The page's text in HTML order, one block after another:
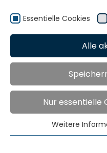
Home Mali
Kontakt über Jakob
Jakob Müller AG Frick
5070 Frick, Switzerland
Essentielle Cookies
Alle
Nur essentielle
Essentielle Cookies
Essentielle Cookies
Weitere